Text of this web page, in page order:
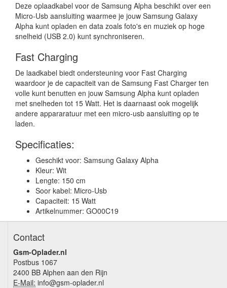
Deze oplaadkabel voor de Samsung Alpha beschikt over een
Micro-Usb aansluiting waarmee je jouw Samsung Galaxy
Alpha kunt opladen en data zoals foto's en muziek op hoge
snelheid (USB 2.0) kunt synchroniseren.
Fast Charging
De laadkabel biedt ondersteuning voor Fast Charging
waardoor je de capaciteit van de Samsung Fast Charger ten
volle kunt benutten en jouw Samsung Alpha kunt opladen
met snelheden tot 15 Watt. Het is daarnaast ook mogelijk
andere appararatuur met een micro-usb aansluiting op te
laden.
Specificaties:
Geschikt voor: Samsung Galaxy Alpha
Kleur: Wit
Lengte: 150 cm
Soor kabel: Micro-Usb
Capaciteit: 15 Watt
Artikelnummer: GO00C19
Contact
Gsm-Oplader.nl
Postbus 1067
2400 BB Alphen aan den Rijn
E-Mail: info@gsm-oplader.nl